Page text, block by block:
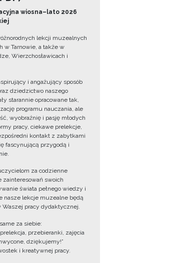
wiosna–lato 2026
lekcji muzealnych
w Tarnowie, a także w
Wierzchosławicach i
i angażujący sposób
dziedzictwo naszego
starannie opracowane tak,
programu nauczania, ale
wyobraźnię i pasję młodych
pracy, ciekawe prelekcje,
kontakt z zabytkami
fascynującą przygodą i
za codzienne
zainteresowań swoich
świata pełnego wiedzy i
nasze lekcje muzealne będą
pracy dydaktycznej.
za siebie:
przebieranki, zajęcia
dziękujemy!”
i kreatywnej pracy.